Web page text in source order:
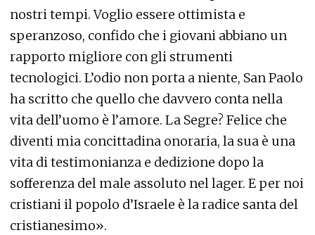
nostri tempi. Voglio essere ottimista e
speranzoso, confido che i giovani abbiano un
rapporto migliore con gli strumenti
tecnologici. L’odio non porta a niente, San Paolo
ha scritto che quello che davvero conta nella
vita dell’uomo è l’amore. La Segre? Felice che
diventi mia concittadina onoraria, la sua è una
vita di testimonianza e dedizione dopo la
sofferenza del male assoluto nel lager. E per noi
cristiani il popolo d’Israele è la radice santa del
cristianesimo».